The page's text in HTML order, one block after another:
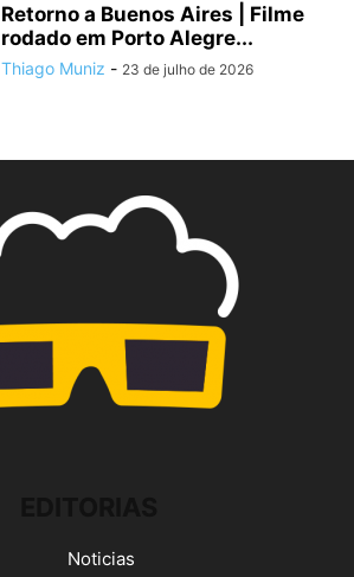
Retorno a Buenos Aires | Filme
rodado em Porto Alegre...
Thiago Muniz - 23 de julho de 2026
Noticias